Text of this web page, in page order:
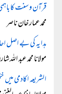
قرآن و سنت کا
محمد عمار خان ناصر
ہدایہ کی بے اصل
مولانا محمد عبد اللہ
الشریعہ اکادمی میں